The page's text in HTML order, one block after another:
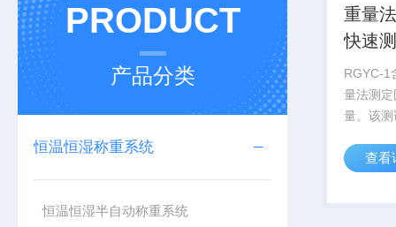
PRODUCT
产品分类
恒温恒湿称重系统
恒温恒湿半自动称重系统
重量
快速
RGYC-1
量法测
量。该
部分组
分*在吸
查看